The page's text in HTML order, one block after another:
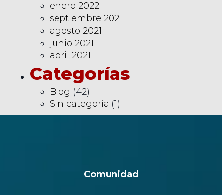
enero 2022
septiembre 2021
agosto 2021
junio 2021
abril 2021
Categorías
Blog (42)
Sin categoría (1)
Comunidad